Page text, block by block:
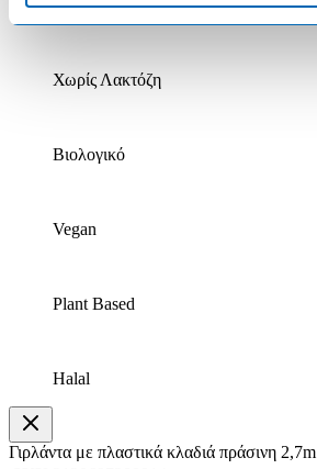
Κατεψυγμένο
Χωρίς Λακτόζη
Βιολογικό
Vegan
Plant Based
Halal
Γιρλάντα με πλαστικά κλαδιά πράσινη 2,7m